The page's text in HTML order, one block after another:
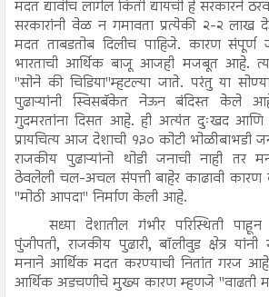
मदत द्यावीच लागेल किती द्यायची हे सरकारने
सरकारांनी वेळ न गमावता प्रत्येकी २-२ लाख
मदत ताबडतोब दिलीच पाहिजे. कारण संपूर्ण
भारताची आर्थिक बाजू आजही मजबूत आहे.
"सोने की चिडिया"म्हटल्या जाते. परंतु या
पुढाऱ्यांनी स्विसबॅकेत नेऊन बंदिस्त केले
गुदमरतांना दिसत आहे. ही अत्यंत दुःखद
प्रायचित्य आज देशाची १३० कोटी
राजकीय पुढाऱ्यांनो थोडी जनाची नाही तर
ठेवलेली चल-अचल संपत्ती बाहेर काढावी कारण
"मोठी आपदा" निर्माण केली आहे.
सध्या देशातील गंभीर परिस्थिती
पुंजीपती, राजकीय पुढारी, बॉलीवुड क्षेत्र
मनाने आर्थिक मदत करण्याची नितांत गरज
आर्थिक अडचणीचे मुख्य कारण म्हणजे "वाढती